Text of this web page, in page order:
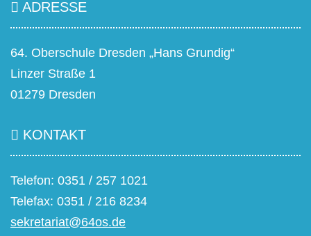
ADRESSE
64. Oberschule Dresden „Hans Grundig“
Linzer Straße 1
01279 Dresden
KONTAKT
Telefon: 0351 / 257 1021
Telefax: 0351 / 216 8234
sekretariat@64os.de